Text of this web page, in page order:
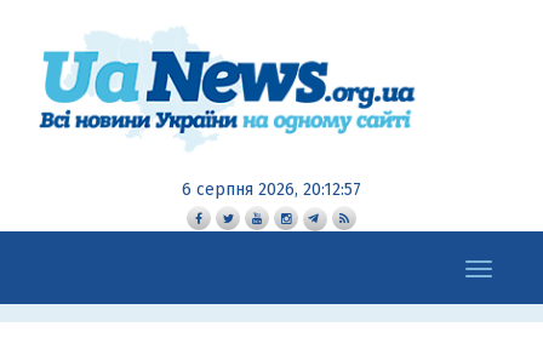
6 серпня 2026, 20:12:58
Toggle
navigation